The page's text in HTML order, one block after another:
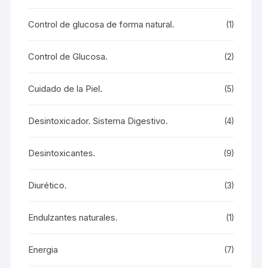
Control de glucosa de forma natural. (1)
Control de Glucosa. (2)
Cuidado de la Piel. (5)
Desintoxicador. Sistema Digestivo. (4)
Desintoxicantes. (9)
Diurético. (3)
Endulzantes naturales. (1)
Energia (7)